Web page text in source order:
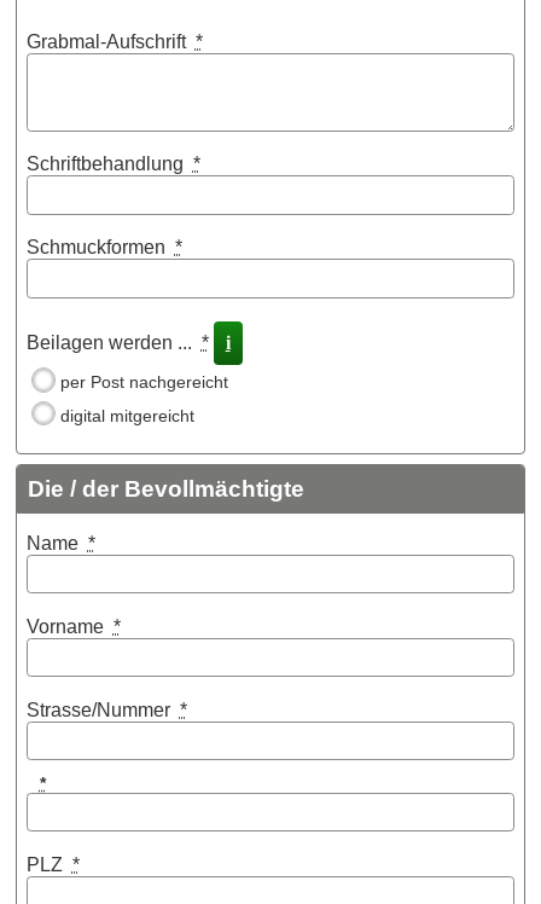
Grabmal-Aufschrift *
Schriftbehandlung *
Schmuckformen *
Beilagen werden ... * i
per Post nachgereicht
digital mitgereicht
Die / der Bevollmächtigte
Name *
Vorname *
Strasse/Nummer *
*
PLZ *